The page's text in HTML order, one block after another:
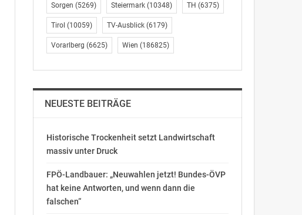
Sorgen (5269) Steiermark(10348) TH (6375)
Tirol (10059) TV-Ausblick(6179)
Vorarlberg (6625) Wien (186825)
NEUESTE BEITRÄGE
Historische Trockenheit setzt Landwirtschaft
massiv unter Druck
FPÖ-Landbauer: „Neuwahlen jetzt! Bundes-ÖVP
hat keine Antworten, und wenn dann die
falschen“